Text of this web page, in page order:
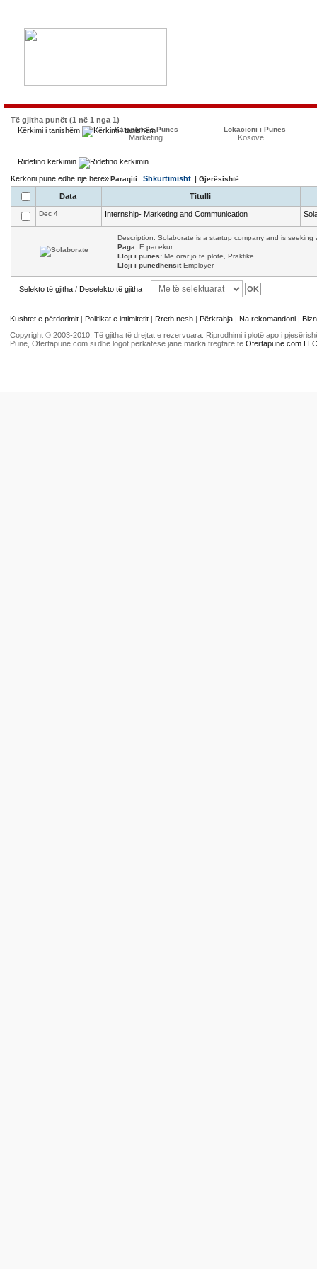
Të gjitha punët (1 në 1 nga 1)
Kërkimi i tanishëm
Kategoria e Punës
Marketing
Lokacioni i Punës
Kosovë
Ridefino kërkimin
Kërkoni punë edhe një herë»Paraqiti: Shkurtimisht | Gjerësishtë
Data Titulli
Dec 4 Internship- Marketing and Communication
Description: Solaborate is a startup company and is
Paga: E pacekur
Lloji i punës: Me orar jo të plotë, Praktikë
Lloji i punëdhënsitEmployer
Selekto të gjitha / Deselekto të gjitha
Kushtet e përdorimit | Politikat e intimitetit | Rreth nesh | Përkrahja | Na rekomandoni |
Copyright © 2003-2010. Të gjitha të drejtat e rezervuara. Riprodhimi i plotë apo i
Pune, Ofertapune.com si dhe logot përkatëse janë marka tregtare të Ofertapune.com LLC